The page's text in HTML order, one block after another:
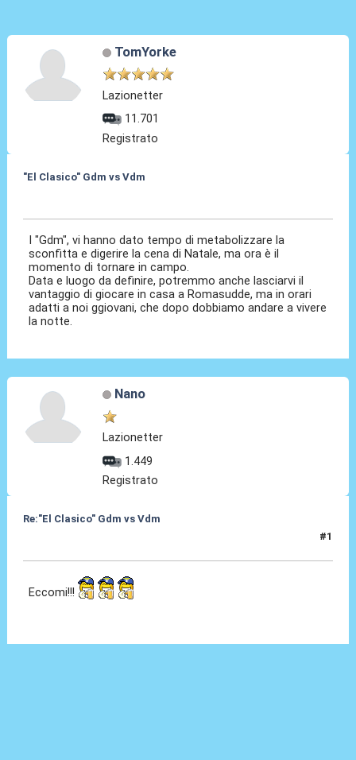
TomYorke
Lazionetter
11.701
Registrato
"El Clasico" Gdm vs Vdm
I "Gdm", vi hanno dato tempo di metabolizzare la
sconfitta e digerire la cena di Natale, ma ora è il
momento di tornare in campo.
Data e luogo da definire, potremmo anche lasciarvi il
vantaggio di giocare in casa a Romasudde, ma in orari
adatti a noi ggiovani, che dopo dobbiamo andare a vivere
la notte.
Nano
Lazionetter
1.449
Registrato
Re:"El Clasico" Gdm vs Vdm
#1
Eccomi!!!